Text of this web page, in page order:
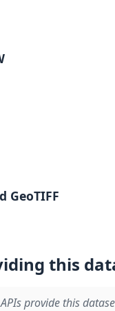
GeoTIFF
this
provide this